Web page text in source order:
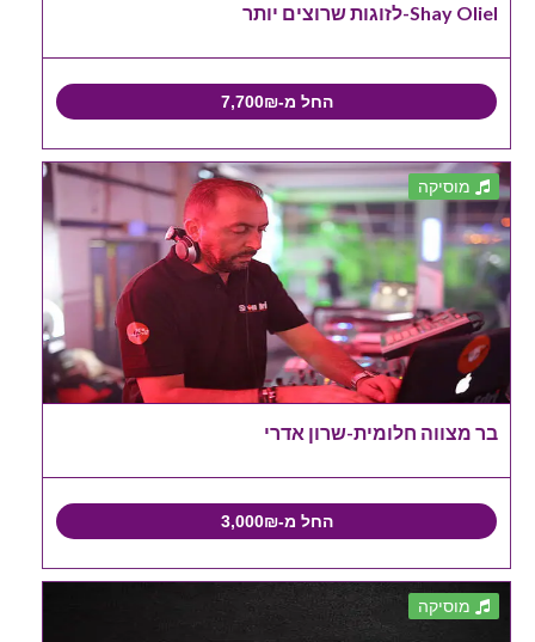
Shay Oliel-לזוגות שרוצים יותר
החל מ-7,700₪
מוסיקה
בר מצווה חלומית-שרון אדרי
החל מ-3,000₪
מוסיקה